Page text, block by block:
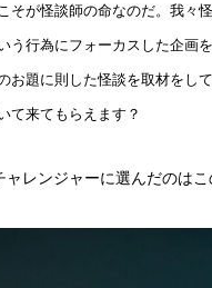
そが怪談師の命なのだ。我々
う行為にフォーカスした企画
お題に則した怪談を取材をして
来てもらえます？
ャレンジャーに選んだのは